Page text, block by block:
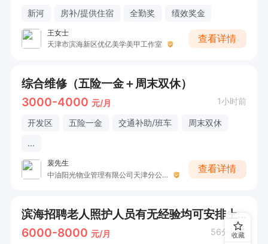
新河 房补/提供住宿 全勤奖 绩效奖金
王女士
天津市滨海新区优亿美学美甲工作室
查看详情
综合维修（五险一金＋周末双休）
3000-4000 元/月 1小时前
开发区 五险一金 交通补助/班车
周末双休
...
裴先生
中油阳光物业管理有限公司天津分公司（国企）
查看详情
6000-8000 元/月 56分钟前
收藏